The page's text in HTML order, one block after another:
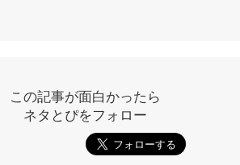
この記事が面白かったら
ネタとぴをフォロー